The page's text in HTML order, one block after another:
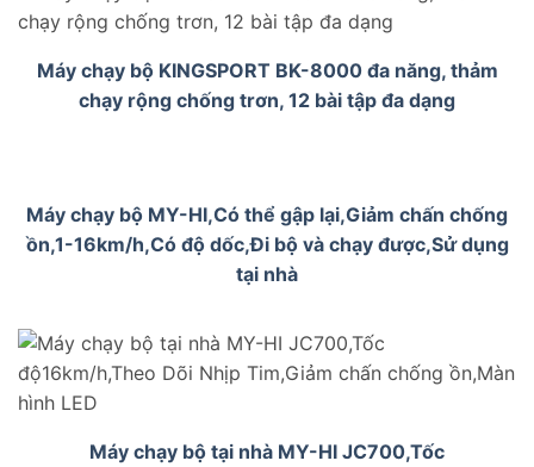
Máy chạy bộ KINGSPORT BK-8000 đa năng, thảm
chạy rộng chống trơn, 12 bài tập đa dạng
Máy chạy bộ MY-HI,Có thể gập lại,Giảm chấn chống
ồn,1-16km/h,Có độ dốc,Đi bộ và chạy được,Sử dụng
tại nhà
Máy chạy bộ tại nhà MY-HI JC700,Tốc